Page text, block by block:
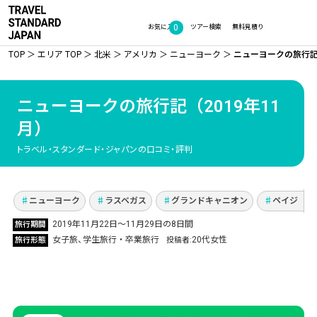
お気に入り
0 無料見積り
ツアー検索
TOP エリア TOP 北米 アメリカ ニューヨーク ニューヨークの旅行
ニューヨークの旅行記（2019年11
月）
トラベル・スタンダード・ジャパンの口コミ・評判
Vol.531
初アメリカ！ニューヨーク＆ラスベガスでグル
メ・世界遺産・買い物！思いっきりはしゃいだ
卒業旅行
ニューヨーク ラスベガス グランドキャニオン ペイジ（ア
旅行期間 2019年11月22日～11月29日の8日間
旅行形態 女子旅 学生旅行・卒業旅行 投稿者 20代女性